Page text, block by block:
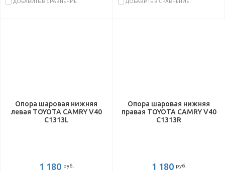
ДОБАВИТЬ В СРАВНЕНИЕ ДОБАВИТЬ В СРАВНЕНИЕ
Опора шаровая нижняя
левая TOYOTA CAMRY V40
C1313L
1 180 руб.
Опора шаровая нижняя
правая TOYOTA CAMRY V40
C1313R
1 180 руб.